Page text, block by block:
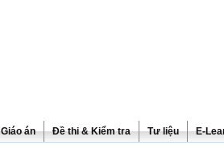
Giáo án Đề thi & Kiểm tra Tư liệu E-